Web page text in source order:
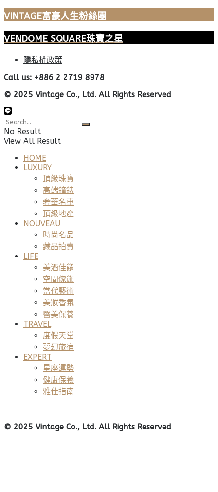
VINTAGE富豪人生粉絲團
VENDOME SQUARE珠寶之星
隱私權政策
Call us: +886 2 2719 8978
© 2025 Vintage Co., Ltd. All Rights Reserved
No Result
View All Result
HOME
LUXURY
頂級珠寶
高端鐘錶
奢華名車
頂級地產
NOUVEAU
時尚名品
藏品拍賣
LIFE
美酒佳餚
空間傢飾
當代藝術
美妝香氛
醫美保養
TRAVEL
度假天堂
夢幻旅宿
EXPERT
星座運勢
健康保養
雅仕指南
© 2025 Vintage Co., Ltd. All Rights Reserved